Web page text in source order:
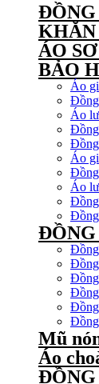
ĐỒNG
KHĂN
ÁO
BẢO
Áo
Áo
Đồng
Đồng
Áo
Áo
Đồng
Đồng
ĐỒNG
Đồng
Đồng
Đồng
Đồng
Đồng
Đồng
Mũ
Áo
ĐỒNG